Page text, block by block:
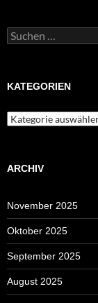
Suchen
nach:
KATEGORIEN
Kategorien
ARCHIV
November 2025
Oktober 2025
September 2025
August 2025